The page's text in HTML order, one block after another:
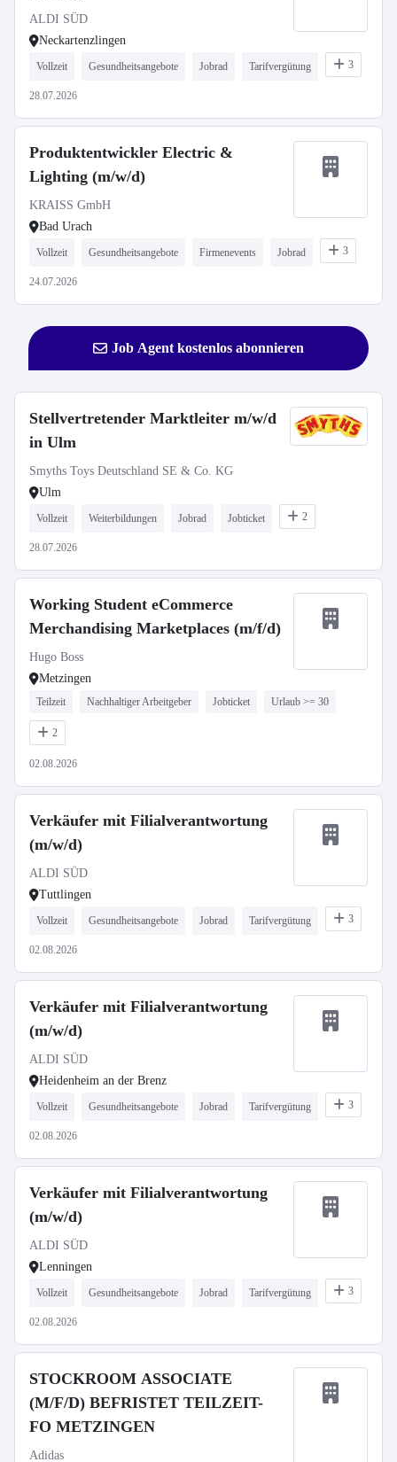
ALDI SÜD
Neckartenzlingen
Vollzeit Gesundheitsangebote Jobrad Tarifvergütung 3
28.07.2026
Produktentwickler Electric &
Lighting (m/w/d)
KRAISS GmbH
Bad Urach
Vollzeit Gesundheitsangebote Firmenevents Jobrad 3
24.07.2026
Job Agent kostenlos abonnieren
Stellvertretender Marktleiter m/w/d
in Ulm
Smyths Toys Deutschland SE & Co. KG
Ulm
Vollzeit Weiterbildungen Jobrad Jobticket 2
28.07.2026
Working Student eCommerce
Merchandising Marketplaces (m/f/d)
Hugo Boss
Metzingen
Teilzeit Nachhaltiger Arbeitgeber Jobticket Urlaub >= 30
2
02.08.2026
Verkäufer mit Filialverantwortung
(m/w/d)
ALDI SÜD
Tuttlingen
Vollzeit Gesundheitsangebote Jobrad Tarifvergütung 3
02.08.2026
Verkäufer mit Filialverantwortung
(m/w/d)
ALDI SÜD
Heidenheim an der Brenz
Vollzeit Gesundheitsangebote Jobrad Tarifvergütung 3
02.08.2026
Verkäufer mit Filialverantwortung
(m/w/d)
ALDI SÜD
Lenningen
Vollzeit Gesundheitsangebote Jobrad Tarifvergütung 3
02.08.2026
STOCKROOM ASSOCIATE
(M/F/D) BEFRISTET TEILZEIT-
FO METZINGEN
Adidas